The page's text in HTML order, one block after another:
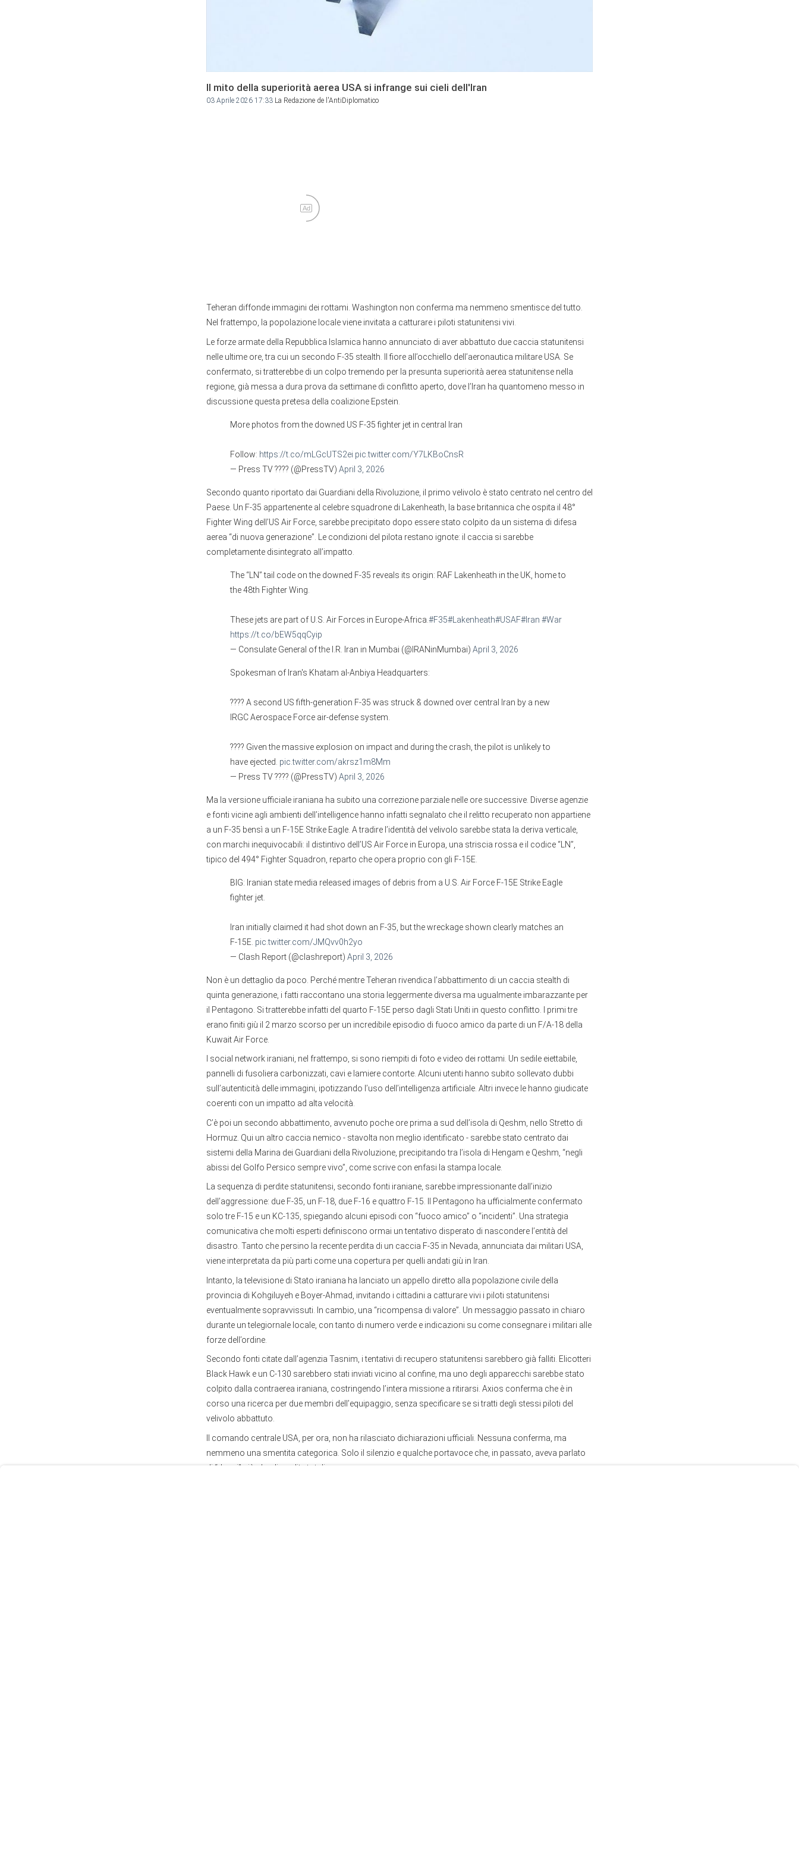
Il mito della superiorità aerea USA si infrange sui cieli dell'Iran
03 Aprile 2026 17:33 La Redazione de l'AntiDiplomatico
Ad
Teheran diffonde immagini dei rottami. Washington non conferma ma nemmeno smentisce del tutto.
Nel frattempo, la popolazione locale viene invitata a catturare i piloti statunitensi vivi.
Le forze armate della Repubblica Islamica hanno annunciato di aver abbattuto due caccia statunitensi
nelle ultime ore, tra cui un secondo F-35 stealth. Il fiore all’occhiello dell’aeronautica militare USA. Se
confermato, si tratterebbe di un colpo tremendo per la presunta superiorità aerea statunitense nella
regione, già messa a dura prova da settimane di conflitto aperto, dove l’Iran ha quantomeno messo in
discussione questa pretesa della coalizione Epstein.
More photos from the downed US F-35 fighter jet in central Iran
Follow: https://t.co/mLGcUTS2ei pic.twitter.com/Y7LKBoCnsR
— Press TV ???? (@PressTV) April 3, 2026
Secondo quanto riportato dai Guardiani della Rivoluzione, il primo velivolo è stato centrato nel centro del
Paese. Un F-35 appartenente al celebre squadrone di Lakenheath, la base britannica che ospita il 48°
Fighter Wing dell’US Air Force, sarebbe precipitato dopo essere stato colpito da un sistema di difesa
aerea “di nuova generazione”. Le condizioni del pilota restano ignote: il caccia si sarebbe
completamente disintegrato all’impatto.
The “LN” tail code on the downed F-35 reveals its origin: RAF Lakenheath in the UK, home to
the 48th Fighter Wing.
These jets are part of U.S. Air Forces in Europe-Africa. #F35#Lakenheath#USAF#Iran #War
https://t.co/bEW5qqCyip
— Consulate General of the I.R. Iran in Mumbai (@IRANinMumbai) April 3, 2026
Spokesman of Iran's Khatam al-Anbiya Headquarters:
???? A second US fifth-generation F-35 was struck & downed over central Iran by a new
IRGC Aerospace Force air-defense system.
???? Given the massive explosion on impact and during the crash, the pilot is unlikely to
have ejected. pic.twitter.com/akrsz1m8Mm
— Press TV ???? (@PressTV) April 3, 2026
Ma la versione ufficiale iraniana ha subito una correzione parziale nelle ore successive. Diverse agenzie
e fonti vicine agli ambienti dell’intelligence hanno infatti segnalato che il relitto recuperato non appartiene
a un F-35 bensì a un F-15E Strike Eagle. A tradire l’identità del velivolo sarebbe stata la deriva verticale,
con marchi inequivocabili: il distintivo dell’US Air Force in Europa, una striscia rossa e il codice “LN”,
tipico del 494° Fighter Squadron, reparto che opera proprio con gli F-15E.
BIG: Iranian state media released images of debris from a U.S. Air Force F-15E Strike Eagle
fighter jet.
Iran initially claimed it had shot down an F-35, but the wreckage shown clearly matches an
F-15E. pic.twitter.com/JMQvv0h2yo
— Clash Report (@clashreport) April 3, 2026
Non è un dettaglio da poco. Perché mentre Teheran rivendica l’abbattimento di un caccia stealth di
quinta generazione, i fatti raccontano una storia leggermente diversa ma ugualmente imbarazzante per
il Pentagono. Si tratterebbe infatti del quarto F-15E perso dagli Stati Uniti in questo conflitto. I primi tre
erano finiti giù il 2 marzo scorso per un incredibile episodio di fuoco amico da parte di un F/A-18 della
Kuwait Air Force.
I social network iraniani, nel frattempo, si sono riempiti di foto e video dei rottami. Un sedile eiettabile,
pannelli di fusoliera carbonizzati, cavi e lamiere contorte. Alcuni utenti hanno subito sollevato dubbi
sull’autenticità delle immagini, ipotizzando l’uso dell’intelligenza artificiale. Altri invece le hanno giudicate
coerenti con un impatto ad alta velocità.
C’è poi un secondo abbattimento, avvenuto poche ore prima a sud dell’isola di Qeshm, nello Stretto di
Hormuz. Qui un altro caccia nemico - stavolta non meglio identificato - sarebbe stato centrato dai
sistemi della Marina dei Guardiani della Rivoluzione, precipitando tra l’isola di Hengam e Qeshm, “negli
abissi del Golfo Persico sempre vivo”, come scrive con enfasi la stampa locale.
La sequenza di perdite statunitensi, secondo fonti iraniane, sarebbe impressionante dall’inizio
dell’aggressione: due F-35, un F-18, due F-16 e quattro F-15. Il Pentagono ha ufficialmente confermato
solo tre F-15 e un KC-135, spiegando alcuni episodi con “fuoco amico” o “incidenti”. Una strategia
comunicativa che molti esperti definiscono ormai un tentativo disperato di nascondere l’entità del
disastro. Tanto che persino la recente perdita di un caccia F-35 in Nevada, annunciata dai militari USA,
viene interpretata da più parti come una copertura per quelli andati giù in Iran.
Intanto, la televisione di Stato iraniana ha lanciato un appello diretto alla popolazione civile della
provincia di Kohgiluyeh e Boyer-Ahmad, invitando i cittadini a catturare vivi i piloti statunitensi
eventualmente sopravvissuti. In cambio, una “ricompensa di valore”. Un messaggio passato in chiaro
durante un telegiornale locale, con tanto di numero verde e indicazioni su come consegnare i militari alle
forze dell’ordine.
Secondo fonti citate dall’agenzia Tasnim, i tentativi di recupero statunitensi sarebbero già falliti. Elicotteri
Black Hawk e un C-130 sarebbero stati inviati vicino al confine, ma uno degli apparecchi sarebbe stato
colpito dalla contraerea iraniana, costringendo l’intera missione a ritirarsi. Axios conferma che è in
corso una ricerca per due membri dell’equipaggio, senza specificare se si tratti degli stessi piloti del
velivolo abbattuto.
Il comando centrale USA, per ora, non ha rilasciato dichiarazioni ufficiali. Nessuna conferma, ma
nemmeno una smentita categorica. Solo il silenzio e qualche portavoce che, in passato, aveva parlato
di “danni” più che di perdite totali.